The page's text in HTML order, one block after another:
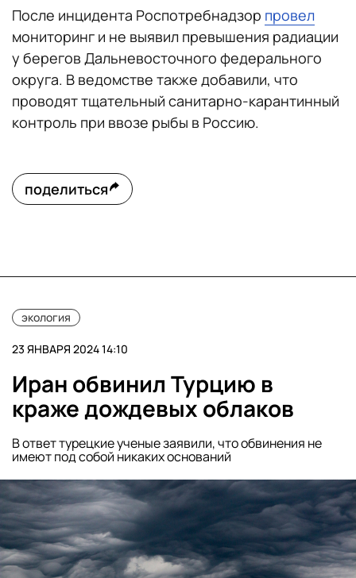
После инцидента Роспотребнадзор провел
мониторинг и не выявил превышения радиации
у берегов Дальневосточного федерального
округа. В ведомстве также добавили, что
проводят тщательный санитарно-карантинный
контроль при ввозе рыбы в Россию.
поделиться
экология
23 ЯНВАРЯ 2024 14:10
Иран обвинил Турцию в
краже дождевых облаков
В ответ турецкие ученые заявили, что обвинения не
имеют под собой никаких оснований